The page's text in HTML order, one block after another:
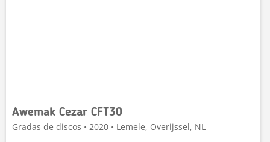
Awemak Cezar CFT30
Gradas de discos • 2020 • Lemele, Overijssel, NL